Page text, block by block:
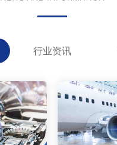
行业资讯